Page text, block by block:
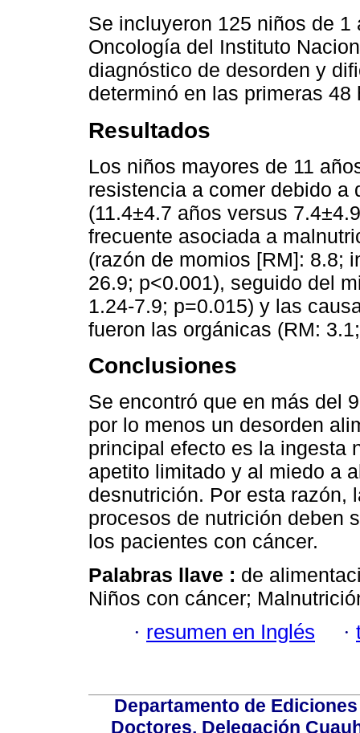
Se incluyeron 125 niños de
Oncología del Instituto
diagnóstico de desorden y
determinó en las primeras 48
Resultados
Los niños mayores de 11
resistencia a comer debido a
(11.4±4.7 años versus
frecuente asociada a
(razón de momios [RM]: 8.8;
26.9; p<0.001), seguido del
1.24-7.9; p=0.015) y las
fueron las orgánicas (RM:
Conclusiones
Se encontró que en más del
por lo menos un desorden
principal efecto es la ingesta
apetito limitado y al miedo a
desnutrición. Por esta razón,
procesos de nutrición deben
los pacientes con cáncer.
Palabras llave : de
Niños con cáncer;
· resumen en Inglés ·
Departamento de
Doctores, Delegación